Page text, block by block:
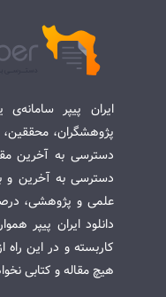
ایران پیپر
پژوهشگران،
دسترسی به آخرین
دسترسی به آخرین و
علمی و پژوهشی،
دانلود ایران پیپر
کاربسته و در این راه
هیچ مقاله و کتابی